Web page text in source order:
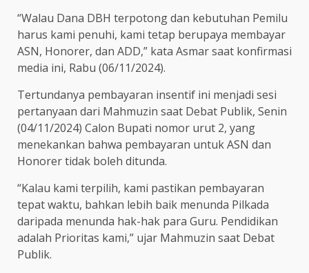
“Walau Dana DBH terpotong dan kebutuhan Pemilu
harus kami penuhi, kami tetap berupaya membayar
ASN, Honorer, dan ADD,” kata Asmar saat konfirmasi
media ini, Rabu (06/11/2024).
Tertundanya pembayaran insentif ini menjadi sesi
pertanyaan dari Mahmuzin saat Debat Publik, Senin
(04/11/2024) Calon Bupati nomor urut 2, yang
menekankan bahwa pembayaran untuk ASN dan
Honorer tidak boleh ditunda.
“Kalau kami terpilih, kami pastikan pembayaran
tepat waktu, bahkan lebih baik menunda Pilkada
daripada menunda hak-hak para Guru. Pendidikan
adalah Prioritas kami,” ujar Mahmuzin saat Debat
Publik.